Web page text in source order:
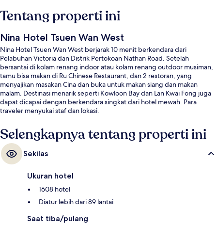
Tentang properti ini
Nina Hotel Tsuen Wan West
Nina Hotel Tsuen Wan West berjarak 10 menit berkendara dari
Pelabuhan Victoria dan Distrik Pertokoan Nathan Road. Setelah
bersantai di kolam renang indoor atau kolam renang outdoor musiman,
tamu bisa makan di Ru Chinese Restaurant, dan 2 restoran, yang
menyajikan masakan Cina dan buka untuk makan siang dan makan
malam. Destinasi menarik seperti Kowloon Bay dan Lan Kwai Fong juga
dapat dicapai dengan berkendara singkat dari hotel mewah. Para
traveler menyukai staf dan lokasi.
Selengkapnya tentang properti ini
Sekilas
Ukuran hotel
1608 hotel
Diatur lebih dari 89 lantai
Saat tiba/pulang